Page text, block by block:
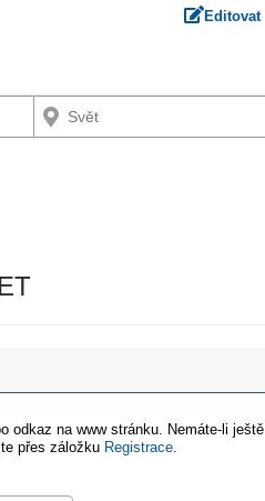
Editovat
odkaz na www stránku. Nemáte-li ještě
přes záložku Registrace